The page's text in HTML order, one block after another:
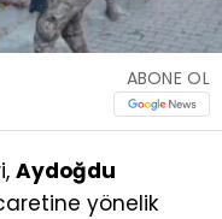
ABONE OL
Aydoğdu
yönelik